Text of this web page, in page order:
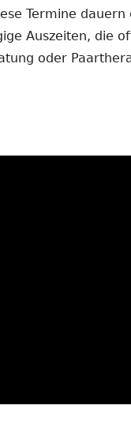
Termine dauern
Auszeiten, die
oder